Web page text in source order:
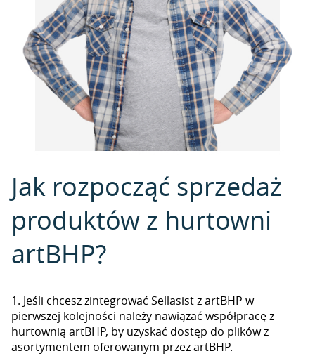
Jak rozpocząć sprzedaż
produktów z hurtowni
artBHP?
1. Jeśli chcesz zintegrować Sellasist z artBHP w
pierwszej kolejności należy nawiązać współpracę z
hurtownią artBHP, by uzyskać dostęp do plików z
asortymentem oferowanym przez artBHP.